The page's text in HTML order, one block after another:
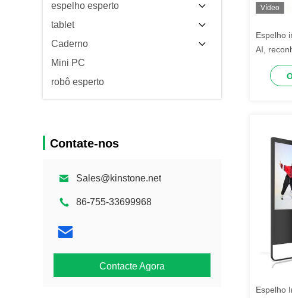
espelho esperto
tablet
Caderno
Mini PC
robô esperto
Contate-nos
Sales@kinstone.net
86-755-33699968
Contacte Agora
Vídeo
Espelho
AI,
preciso
Espelho